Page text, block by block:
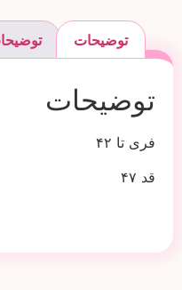
توضیحات
توضیحات
فری تا ۴۲
قد ۴۷